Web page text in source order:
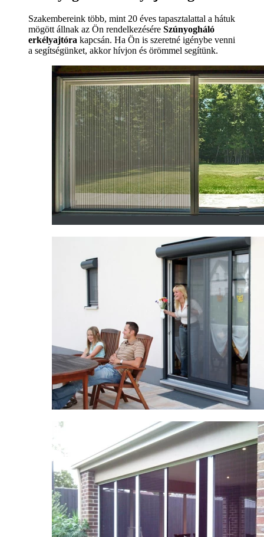
Szakembereink több, mint 20 éves tapasztalattal a hátuk
mögött állnak az Ön rendelkezésére Szúnyogháló
erkélyajtóra kapcsán. Ha Ön is szeretné igénybe venni
a segítségünket, akkor hívjon és örömmel segítünk.